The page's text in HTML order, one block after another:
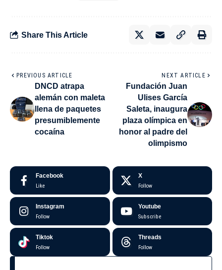
Share This Article
PREVIOUS ARTICLE
DNCD atrapa
alemán con maleta
llena de paquetes
presumiblemente
cocaína
NEXT ARTICLE
Fundación Juan
Ulises García
Saleta, inaugura
plaza olímpica en
honor al padre del
olimpismo
Facebook
Like
X
Follow
Instagram
Follow
Youtube
Subscribe
Tiktok
Follow
Threads
Follow